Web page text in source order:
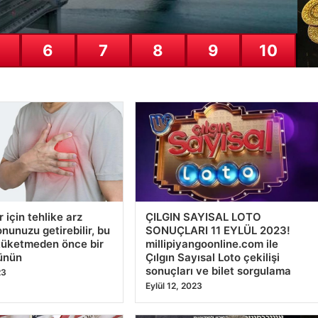
Yaşam Bölgeleri